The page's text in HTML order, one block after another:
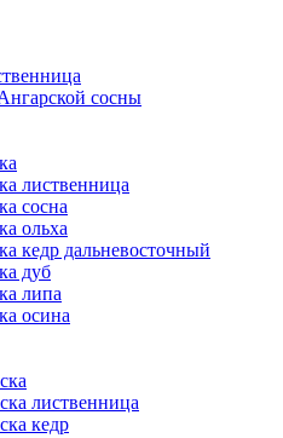
сосны
лиственница
сосна
ольха
кедр дальневосточный
дуб
липа
осина
лиственница
кедр